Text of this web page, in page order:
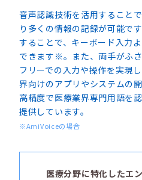
音声認識技術を活用すること
り多くの情報の記録が可能で
することで、キーボード入力
できます※。また、両手がふ
フリーでの入力や操作を実現
界向けのアプリやシステムの
高精度で医療業界専門用語を
提供しています。
※AmiVoiceの場合
医療分野に特化したエ